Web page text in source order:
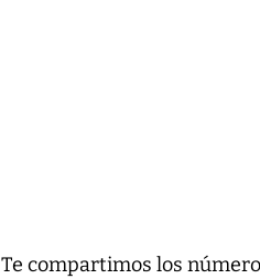
Te compartimos los